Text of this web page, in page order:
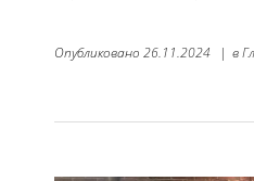
Опубликовано 26.11.2024 | в